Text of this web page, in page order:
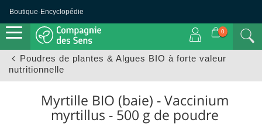
Boutique· Encyclopédie
0
Poudres de plantes & Algues BIO à forte valeur
nutritionnelle
Myrtille BIO (baie) - Vaccinium
myrtillus - 500 g de poudre